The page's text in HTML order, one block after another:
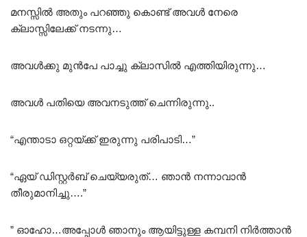
മനസ്സിൽ അതും പറഞ്ഞു കൊണ്ട് അവൾ നേരെ
ക്ലാസ്സിലേക്ക് നടന്നു…
അവൾക്കു മുൻപേ പാച്ചു ക്ലാസിൽ എത്തിയിരുന്നു…
അവൾ പതിയെ അവനടുത്ത് ചെന്നിരുന്നു..
“എന്താടാ ഒറ്റയ്ക്ക് ഇരുന്നു പരിപാടി…”
“ഏയ്‌ ഡിസ്റ്റർബ് ചെയ്യരുത്… ഞാൻ നന്നാവാൻ
തീരുമാനിച്ചു….”
” ഓഹോ…അപ്പോൾ ഞാനും ആയിട്ടുള്ള കമ്പനി നിർത്താൻ